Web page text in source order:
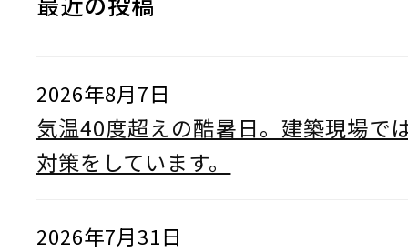
2026年8月7日
気温40度超えの酷暑日。建築現場で
対策をしています。
2026年7月31日